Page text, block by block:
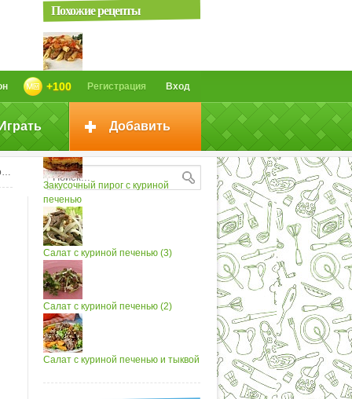
Вход
Регистрация
+100
Добавить
Похожие рецепты
Салат с куриной печенью
Закусочный пирог с куриной
печенью
Салат с куриной печенью (3)
Салат с куриной печенью (2)
Салат с куриной печенью и тыквой